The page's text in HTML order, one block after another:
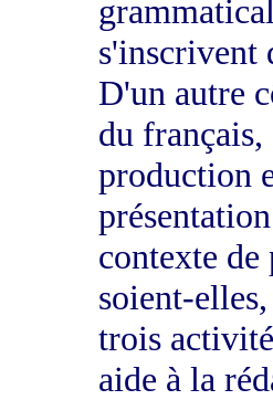
s'inscrivent
D'un autre
du
production
contexte de
soient-
trois
aide à la